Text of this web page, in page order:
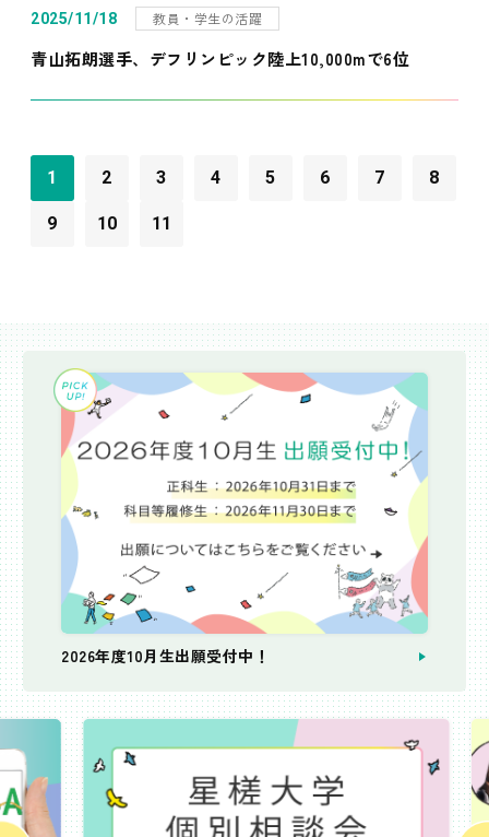
2025/11/18 教員・学生の活躍
青山拓朗選手、デフリンピック陸上10,000mで6位
1 2 3 4 5 6 7 8
9 10 11
2026年度10月生出願受付中！